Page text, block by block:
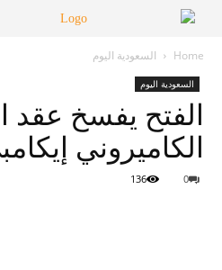
Home السعودية اليوم
السعودية اليوم
الفتح يفسخ عقد
الكاميروني
0
136